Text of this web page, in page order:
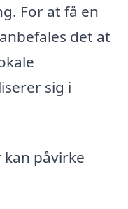
For at få en
det at
sig i
påvirke